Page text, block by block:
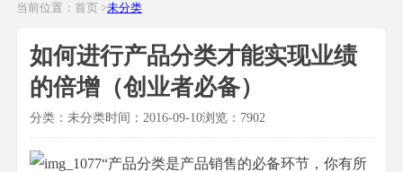
当前位置：首页 >未分类
如何进行产品分类才能实现业绩
的倍增（创业者必备）
分类：未分类时间：2016-09-10浏览：7902
“产品分类是产品销售的必备环节，你有所